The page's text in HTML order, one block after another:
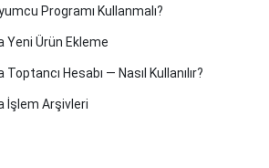
Programı Kullanmalı?
Yeni Ürün Ekleme
Hesabı — Nasıl Kullanılır?
İşlem Arşivleri